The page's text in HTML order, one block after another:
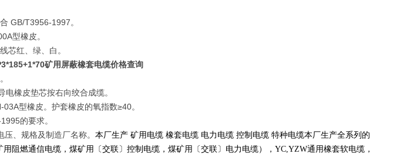
GB/T3956-1997。
型橡皮。
芯红、绿、白。
矿用屏蔽橡套电缆价格查询
橡皮垫芯按右向绞合成缆。
型橡皮。护套橡皮的氧指数≥40。
的要求。
、规格及制造厂名称。 本厂生产 矿用电缆 橡套电缆 电力电缆 控制电缆 特种电缆本厂生产全系列的
阻燃通信电缆，煤矿用〔交联〕控制电缆，煤矿用〔交联〕电力电缆）， YC,YZW通用橡套软电缆，